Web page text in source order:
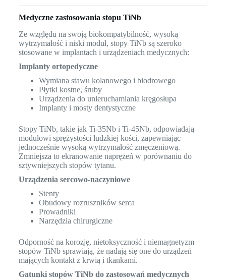
Medyczne zastosowania stopu TiNb
Ze względu na swoją biokompatybilność, wysoką
wytrzymałość i niski moduł, stopy TiNb są szeroko
stosowane w implantach i urządzeniach medycznych:
Implanty ortopedyczne
Wymiana stawu kolanowego i biodrowego
Płytki kostne, śruby
Urządzenia do unieruchamiania kręgosłupa
Implanty i mosty dentystyczne
Stopy TiNb, takie jak Ti-35Nb i Ti-45Nb, odpowiadają
modułowi sprężystości ludzkiej kości, zapewniając
jednocześnie wysoką wytrzymałość zmęczeniową.
Zmniejsza to ekranowanie naprężeń w porównaniu do
sztywniejszych stopów tytanu.
Urządzenia sercowo-naczyniowe
Stenty
Obudowy rozruszników serca
Prowadniki
Narzędzia chirurgiczne
Odporność na korozję, nietoksyczność i niemagnetyzm
stopów TiNb sprawiają, że nadają się one do urządzeń
mających kontakt z krwią i tkankami.
Gatunki stopów TiNb do zastosowań medycznych